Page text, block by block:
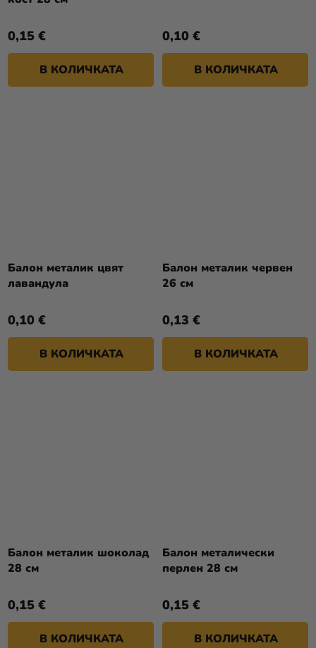
0,15 €
В КОЛИЧКАТА
0,10 €
В КОЛИЧКАТА
Балон металик цвят
лавандула
0,10 €
В КОЛИЧКАТА
Балон металик червен
26 см
0,13 €
В КОЛИЧКАТА
Балон металик шоколад
28 см
0,15 €
В КОЛИЧКАТА
Балон металически
перлен 28 см
0,15 €
В КОЛИЧКАТА